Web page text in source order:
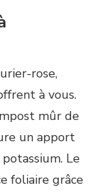
rose,
à vous.
mûr de
un apport
Le
foliaire grâce